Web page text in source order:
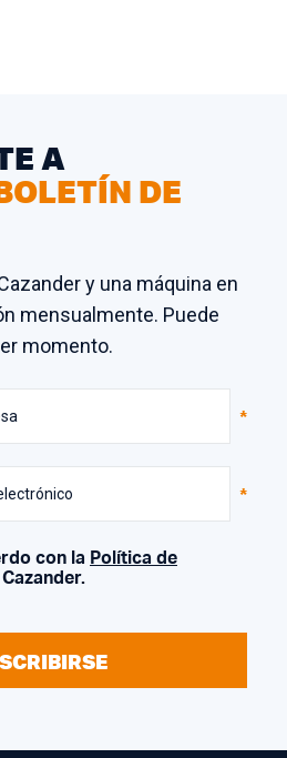
A
DE
y una máquina en
mensualmente. Puede
momento.
con la Política de